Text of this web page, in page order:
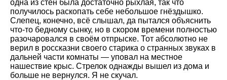
одна из стен была достаточно рыхлая, так что
получилось раскопать себе небольшое гнёздышко.
Слепец, конечно, всё слышал, да пытался объяснить
что-то бедному сынку, но в скором времени полностью
разочаровался в своём отпрыске. Тот абсолютно не
верил в россказни своего старика о странных звуках в
дальней части комнаты — уповал на местное
нашествие крыс. Стрелок однажды вышел из дома и
больше не вернулся. Я не скучал.